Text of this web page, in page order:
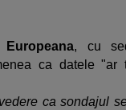
, cu
ca datele "ar
ca sondajul